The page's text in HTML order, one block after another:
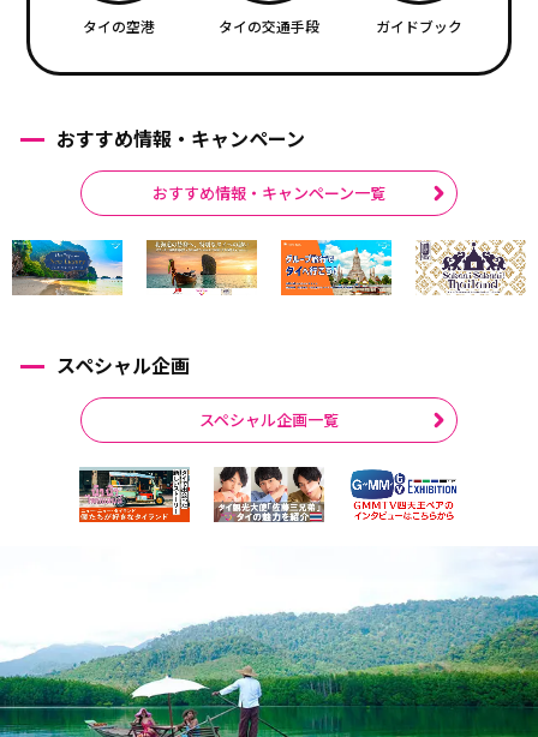
タイの空港 タイの交通手段 ガイドブック
おすすめ情報・キャンペーン
おすすめ情報・キャンペーン一覧
スペシャル企画
スペシャル企画一覧